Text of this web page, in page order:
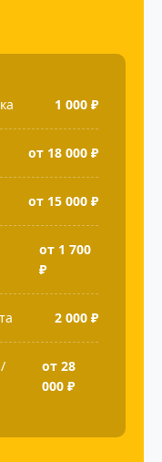
1 000 ₽
от 18 000 ₽
от 15 000 ₽
от 1 700
₽
2 000 ₽
от 28
000 ₽